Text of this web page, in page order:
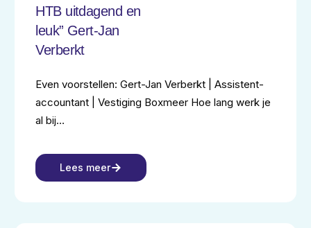
HTB uitdagend en
leuk” Gert-Jan
Verberkt
Even voorstellen: Gert-Jan Verberkt | Assistent-
accountant | Vestiging Boxmeer Hoe lang werk je
al bij…
Lees meer